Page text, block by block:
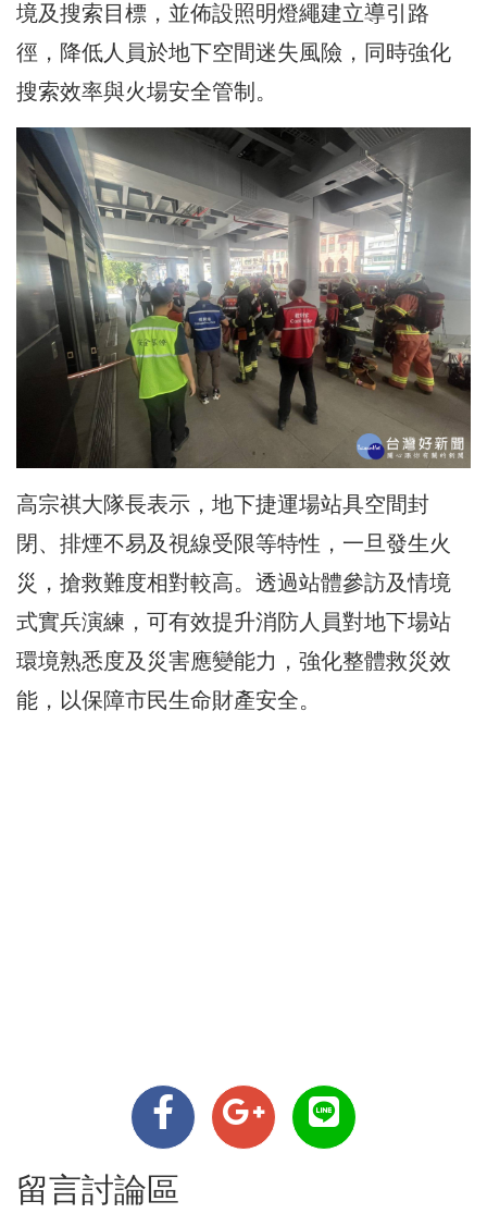
境及搜索目標，並佈設照明燈繩建立導引路
徑，降低人員於地下空間迷失風險，同時強化
搜索效率與火場安全管制。
高宗祺大隊長表示，地下捷運場站具空間封
閉、排煙不易及視線受限等特性，一旦發生火
災，搶救難度相對較高。透過站體參訪及情境
式實兵演練，可有效提升消防人員對地下場站
環境熟悉度及災害應變能力，強化整體救災效
能，以保障市民生命財產安全。
留言討論區